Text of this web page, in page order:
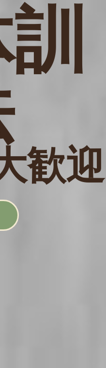
歓迎